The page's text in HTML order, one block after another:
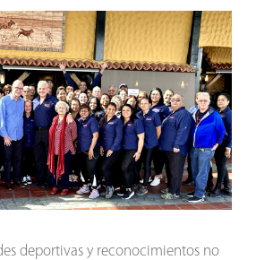
deportivas y reconocimientos no